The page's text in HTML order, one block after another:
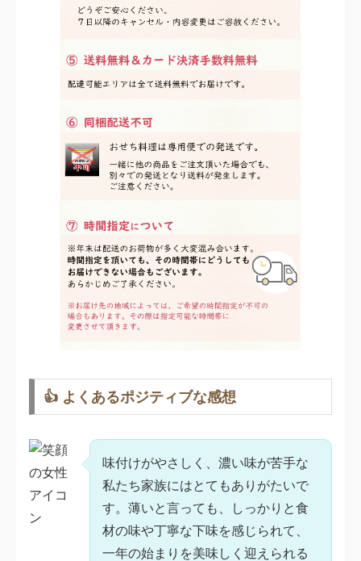
👍 よくあるポジティブな感想
味付けがやさしく、濃い味が苦手な
私たち家族にはとてもありがたいで
す。薄いと言っても、しっかりと食
材の味や丁寧な下味を感じられて、
一年の始まりを美味しく迎えられる